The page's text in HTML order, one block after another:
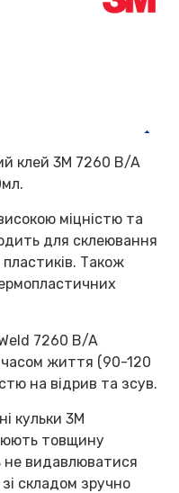
клей 3М 7260 B/A
міцністю та
для склеювання
Також
7260 B/A
життя (90-120
на відрив та зсув.
кульки 3М
товщину
не видавлюватися
складом зручно